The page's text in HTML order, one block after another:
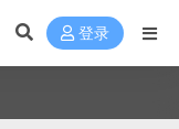
登录